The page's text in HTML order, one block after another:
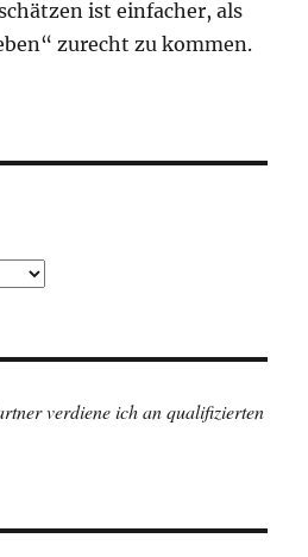
ist einfacher, als
zurecht zu kommen.
verdiene ich an qualifizierten